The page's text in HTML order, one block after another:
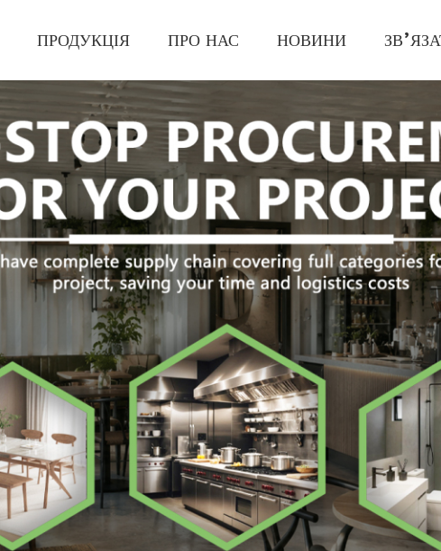
ПРОДУКЦІЯ ПРО НАС НОВИНИ